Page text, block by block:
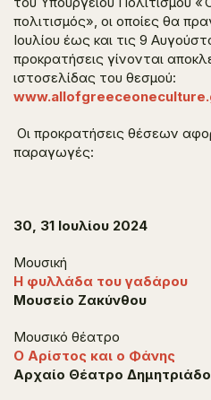
πολιτισμός», οι οποίες θα
Ιουλίου έως και τις 9
προκρατήσεις γίνονται
ιστοσελίδας του θεσμού:
Οι προκρατήσεις θέσεων
παραγωγές:
30, 31 Ιουλίου 2024
Μουσική
Η φυλλάδα του γαδάρου
Μουσείο Ζακύνθου
Μουσικό θέατρο
Ο Αρίστος και ο Φάνης
Αρχαίο Θέατρο